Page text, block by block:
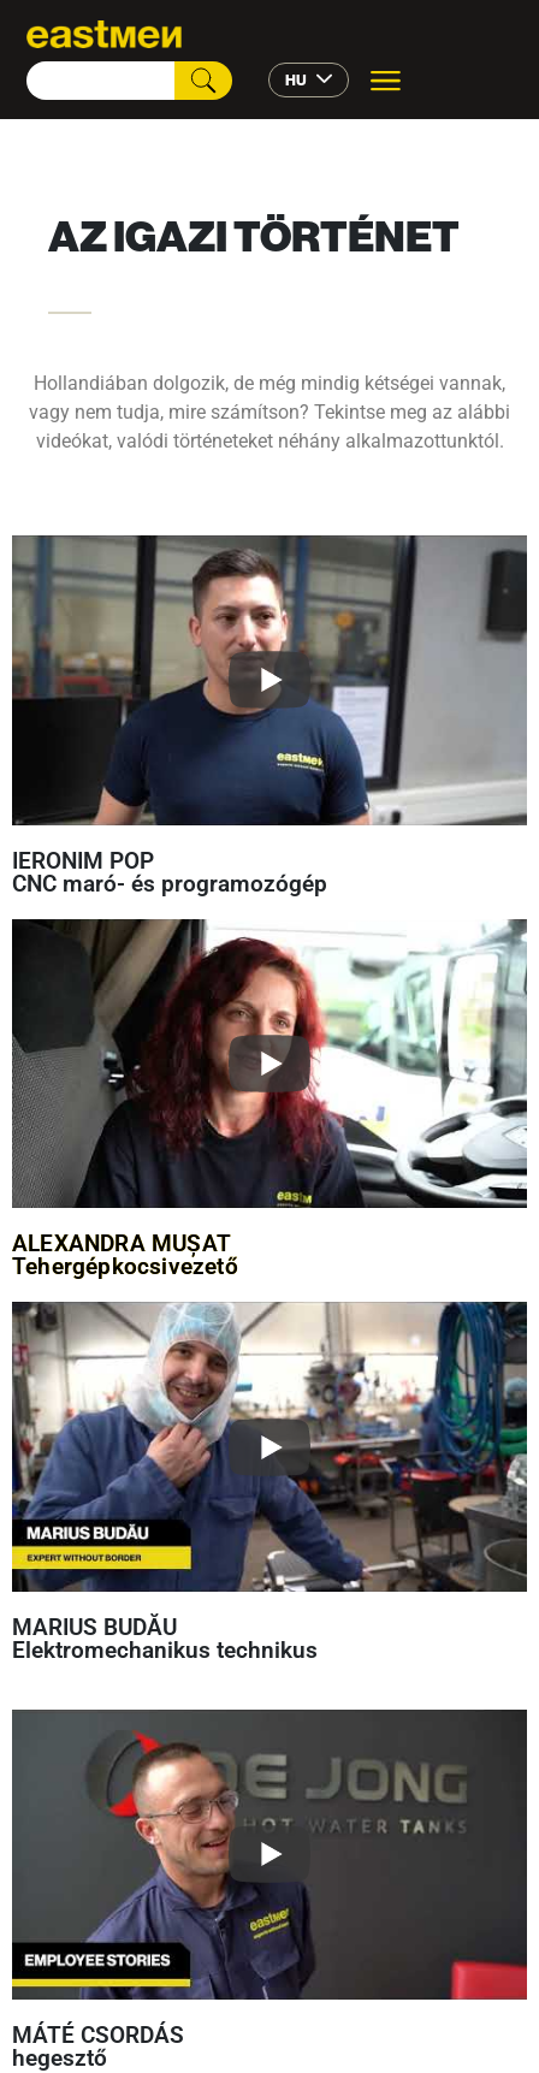
HU
AZ IGAZI TÖRTÉNET
Hollandiában dolgozik, de még mindig kétségei vannak,
vagy nem tudja, mire számítson? Tekintse meg az alábbi
videókat, valódi történeteket néhány alkalmazottunktól.
IERONIM POP
CNC maró- és programozógép
ALEXANDRA MUȘAT
Tehergépkocsivezető
MARIUS BUDĂU
Elektromechanikus technikus
MÁTÉ CSORDÁS
hegesztő